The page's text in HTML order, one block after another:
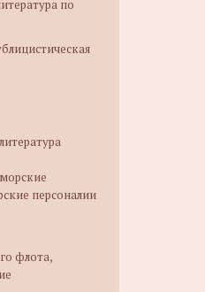
по
персоналии
флота,